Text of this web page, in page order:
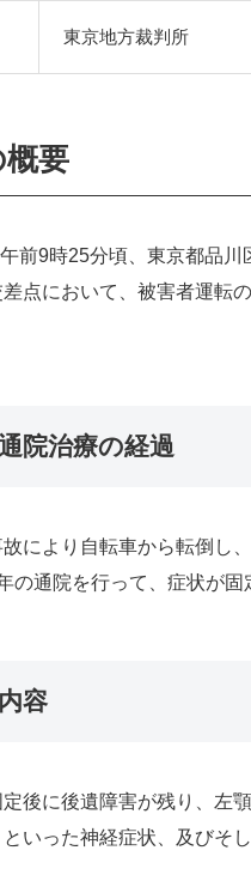
東京地方裁判所
要
前9時25分頃、東京都品
点において、被害者運転
院治療の経過
により自転車から転倒し
の通院を行って、症状が固
容
後に後遺障害が残り、左
いった神経症状、及びそ